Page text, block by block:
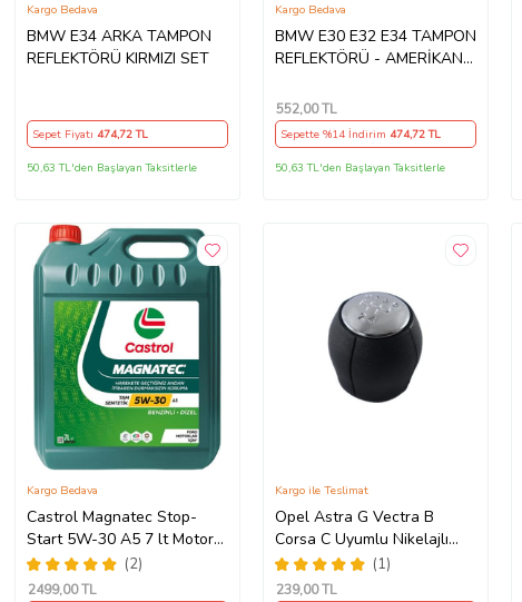
BMW E34 ARKA TAMPON
REFLEKTÖRÜ KIRMIZI SET
Kargo Bedava
Sepet Fiyatı 474,72 TL
50,63 TL'den Başlayan Taksitlerle
BMW E30 E32 E34 TAMPON
REFLEKTÖRÜ - AMERİKAN
Kargo Bedava
552,00 TL
Sepette %14 İndirim 474,72 TL
50,63 TL'den Başlayan Taksitlerle
Castrol Magnatec Stop-
Start 5W-30 A5 7 lt Motor
Yağı Ü.T 2024 (2)
Kargo Bedava
2499,00 TL
Opel Astra G Vectra B
Corsa C Uyumlu Nikelajlı
Vites Topuzu (1)
Kargo ile Teslimat
239,00 TL